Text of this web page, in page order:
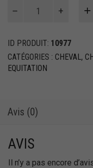
complet
de
course
en
Rouleau
d'ombre
ID PRODUIT: 10977
CATÉGORIES : CHEVAL ,
EQUITATION
Avis (0)
AVIS
Il n’y a pas encore